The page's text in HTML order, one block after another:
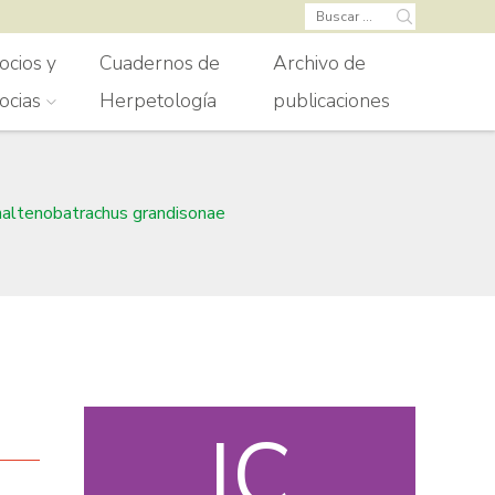
y
Cuadernos de
Herpetología
Archivo de
publicaciones
Buscar:
grandisonae